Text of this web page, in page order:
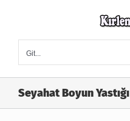
Git...
Seyahat Boyun Yastığı